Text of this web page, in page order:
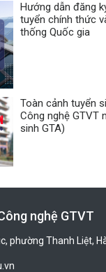
Hướng dẫn đăng
tuyển chính thức
thống Quốc gia
Toàn cảnh tuyển
Công nghệ GTVT
sinh GTA)
nghệ GTVT
phường Thanh Liệt,